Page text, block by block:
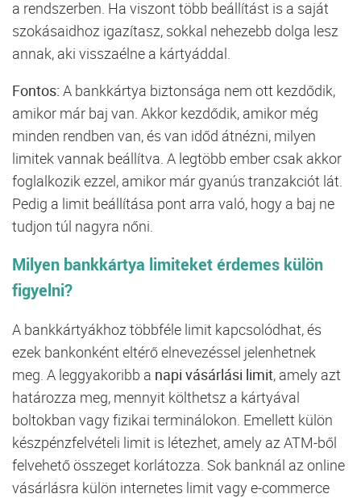
a rendszerben. Ha viszont több beállítást is a saját
szokásaidhoz igazítasz, sokkal nehezebb dolga lesz
annak, aki visszaélne a kártyáddal.
Fontos: A bankkártya biztonsága nem ott kezdődik,
amikor már baj van. Akkor kezdődik, amikor még
minden rendben van, és van időd átnézni, milyen
limitek vannak beállítva. A legtöbb ember csak akkor
foglalkozik ezzel, amikor már gyanús tranzakciót lát.
Pedig a limit beállítása pont arra való, hogy a baj ne
tudjon túl nagyra nőni.
Milyen bankkártya limiteket érdemes külön
figyelni?
A bankkártyákhoz többféle limit kapcsolódhat, és
ezek bankonként eltérő elnevezéssel jelenhetnek
meg. A leggyakoribb a napi vásárlási limit, amely azt
határozza meg, mennyit költhetsz a kártyával
boltokban vagy fizikai terminálokon. Emellett külön
készpénzfelvételi limit is létezhet, amely az ATM-ből
felvehető összeget korlátozza. Sok banknál az online
vásárlásra külön internetes limit vagy e-commerce